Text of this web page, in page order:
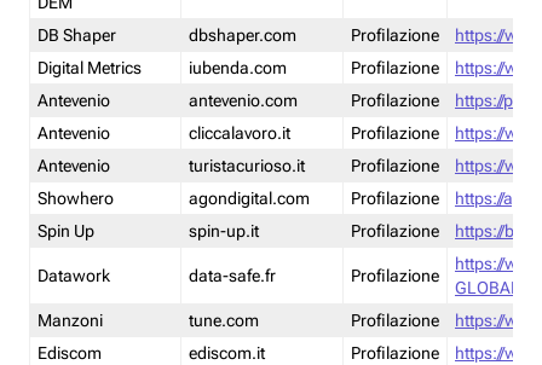
DB Shaper
dbshaper.com Profilazione
https://
Digital Metrics
iubenda.com Profilazione
https://
Antevenio
antevenio.com Profilazione
https://
Antevenio
cliccalavoro.it Profilazione
https://
Antevenio
turistacurioso.it Profilazione
https://
Showhero
agondigital.com Profilazione
https://
Spin Up
spin-up.it Profilazione https://
Datawork data-safe.fr Profilazione
https://
GLOBAL-
Manzoni
tune.com Profilazione
https://
Ediscom
ediscom.it Profilazione
https://